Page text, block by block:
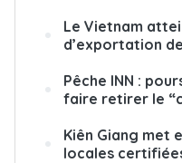
Le Vietnam
d’exportation
Pêche INN :
faire retirer le
Kiên Giang met
locales